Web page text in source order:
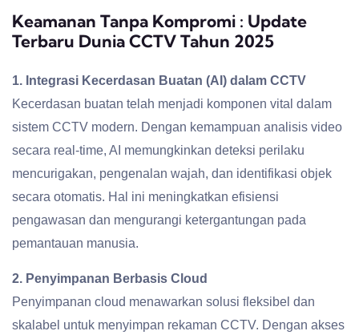
Keamanan Tanpa Kompromi : Update
Terbaru Dunia CCTV Tahun 2025
1. Integrasi Kecerdasan Buatan (AI) dalam CCTV
Kecerdasan buatan telah menjadi komponen vital dalam
sistem CCTV modern. Dengan kemampuan analisis video
secara real-time, AI memungkinkan deteksi perilaku
mencurigakan, pengenalan wajah, dan identifikasi objek
secara otomatis. Hal ini meningkatkan efisiensi
pengawasan dan mengurangi ketergantungan pada
pemantauan manusia.
2. Penyimpanan Berbasis Cloud
Penyimpanan cloud menawarkan solusi fleksibel dan
skalabel untuk menyimpan rekaman CCTV. Dengan akses